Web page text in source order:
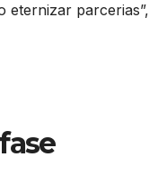
eternizar parcerias”,